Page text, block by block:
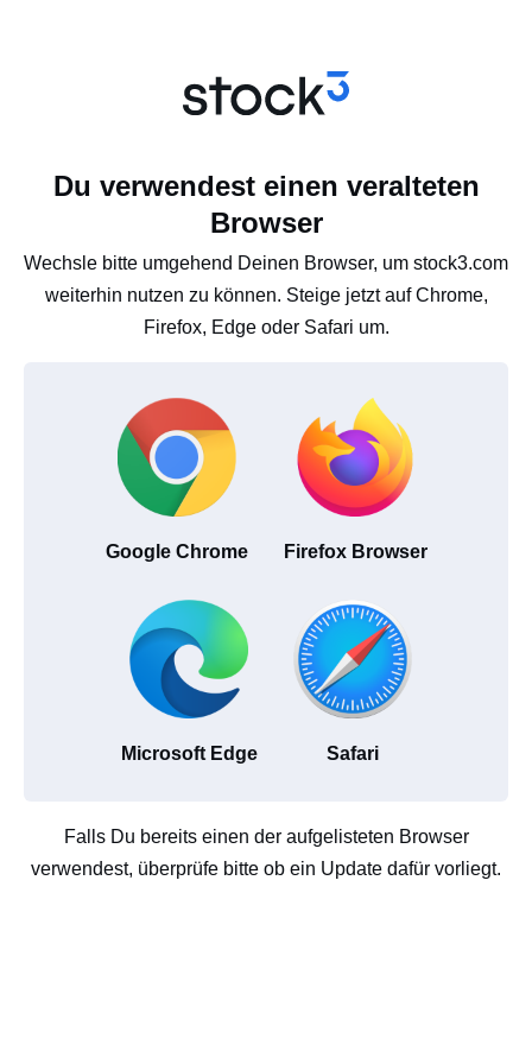
Du verwendest einen veralteten
Browser
Wechsle bitte umgehend Deinen Browser, um stock3.com
weiterhin nutzen zu können. Steige jetzt auf Chrome,
Firefox, Edge oder Safari um.
Google Chrome Firefox Browser
Microsoft Edge Safari
Falls Du bereits einen der aufgelisteten Browser
verwendest, überprüfe bitte ob ein Update dafür vorliegt.